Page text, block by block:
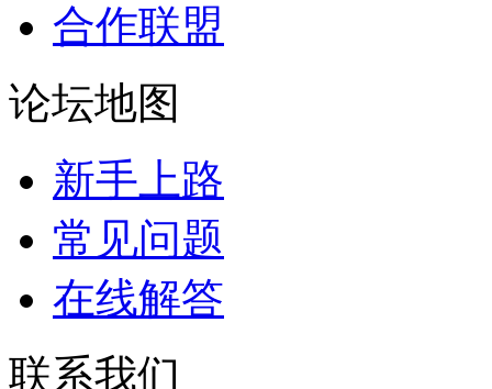
合作联盟
论坛地图
新手上路
常见问题
在线解答
联系我们